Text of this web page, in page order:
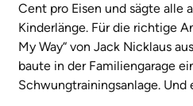
Cent pro Eisen und sägte alle
Kinderlänge. Für die richtige
My Way“ von Jack Nicklaus
baute in der Familiengarage
Schwungtrainingsanlage.